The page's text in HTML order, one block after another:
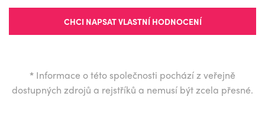
CHCI NAPSAT VLASTNÍ HODNOCENÍ
* Informace o této společnosti pochází z veřejně
dostupných zdrojů a rejstříků a nemusí být zcela přesné.